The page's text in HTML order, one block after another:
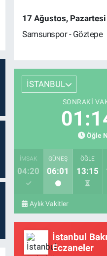
17 Ağustos, Pazartesi
Samsunspor - Göztepe
İSTANBUL
SONRAKI
Öğle
İMSAK
04:20
GÜNEŞ
06:01
ÖĞLE
13:15
Aylık Vakitler
İstanbul
Eczaneler